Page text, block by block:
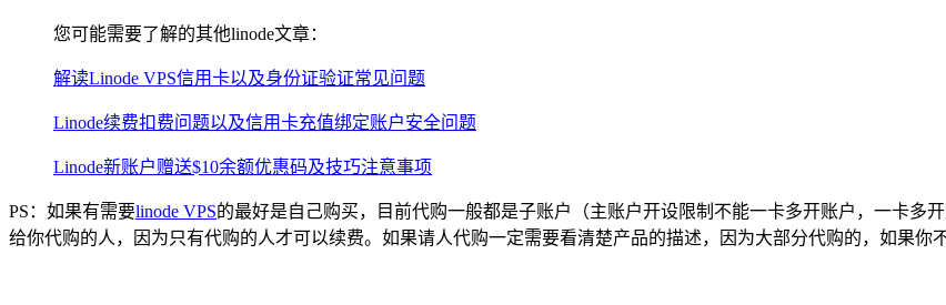
您可能需要了解的其他linode文章：
解读Linode VPS信用卡以及身份证验证常见问题
Linode续费扣费问题以及信用卡充值绑定账户安全问题
Linode新账户赠送$10余额优惠码及技巧注意事项
PS：如果有需要linode VPS的最好是自己购买，目前代购一般都是子账户（主账户开设限制不能一卡多开账户，一卡多
给你代购的人，因为只有代购的人才可以续费。如果请人代购一定需要看清楚产品的描述，因为大部分代购的，如果你